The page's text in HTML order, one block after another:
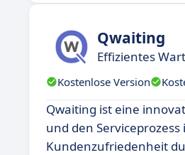
Qwaiting
Effizientes
Kostenlose Version
Qwaiting ist eine
und den
Kundenzufriedenheit